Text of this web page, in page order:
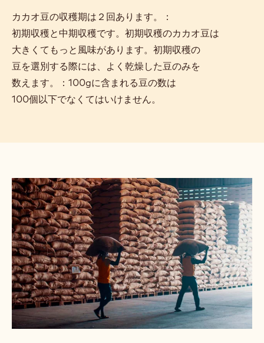
カカオ豆の収穫期は２回あります。：
初期収穫と中期収穫です。初期収穫のカカオ豆は
大きくてもっと風味があります。初期収穫の
豆を選別する際には、よく乾燥した豆のみを
数えます。：100gに含まれる豆の数は
100個以下でなくてはいけません。